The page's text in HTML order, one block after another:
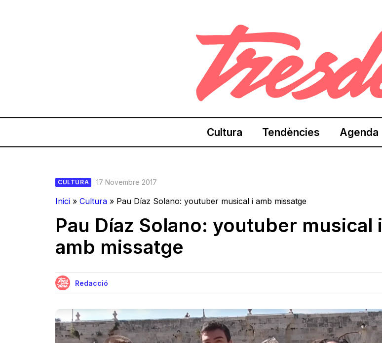
Cultura Tendències Agenda
CULTURA 17 Novembre 2017
Inici » Cultura » Pau Díaz Solano: youtuber musical i amb missatge
Pau Díaz Solano: youtuber musical i
amb missatge
Redacció